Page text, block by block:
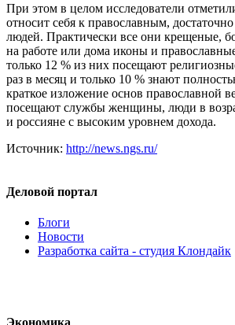
При этом в целом исследователи
относит себя к православным,
людей. Практически все они крещеные,
на работе или дома иконы и
только 12 % из них посещают
раз в месяц и только 10 % знают
краткое изложение основ православной
посещают службы женщины, люди в
и россияне с высоким уровнем дохода.
Источник: http://news.ngs.ru/
Деловой портал
Блоги
Новости
Разработка сайта - студия Клондайк
Экономика